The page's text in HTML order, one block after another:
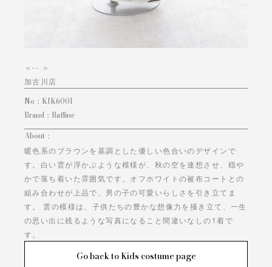
＜-- ＞
加古川店
No： KIK6001
Brand： Raffine
About：
暖色系のブラウンを基調とした優しい色合いのデザインで
す。白い雲が浮かぶような模様が、秋の空を連想させ、穏や
かで落ち着いた雰囲気です。オフホワイトの被布コートとの
組み合わせが上品で、男の子の可愛いらしさを引き立てま
す。 雲の模様は、子供たちの豊かな想像力を掻き立て、一生
の思い出に残るような写真になること間違いなしの1着で
す。
Go back to Kids costume page